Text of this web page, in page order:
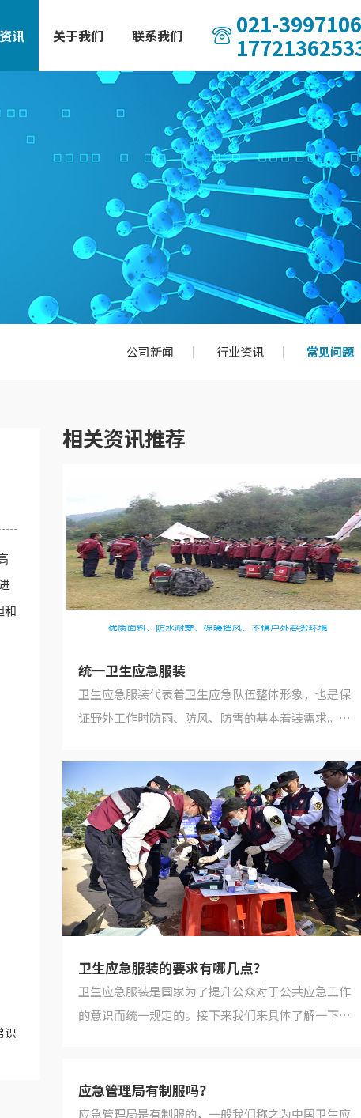
讯 关于我们 联系我们
021-
公司新闻 行业资讯 常见问题
和
识
相关资讯推荐
统一卫生应急服装
卫生应急服装代表着卫生应急队伍整体形象，也是保
证野外工作时防雨、防风、防雪的基本着装需求。各
含春秋装1套...
卫生应急服装的要求有哪几点？
卫生应急服装是国家为了提升公众对于公共应急工作
的意识而统一规定的。接下来我们来具体了解一下国
应急管理局有制服吗？
应急管理局是有制服的，一般我们称之为中国卫生应